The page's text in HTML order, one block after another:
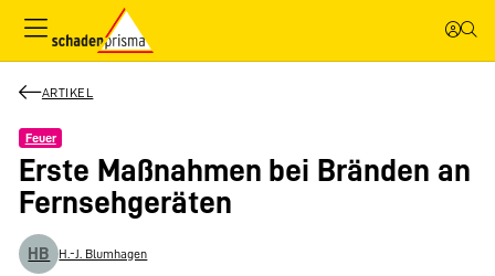
ARTIKEL
Feuer
Erste Maßnahmen bei Bränden an
Fernsehgeräten
HB H.-J. Blumhagen